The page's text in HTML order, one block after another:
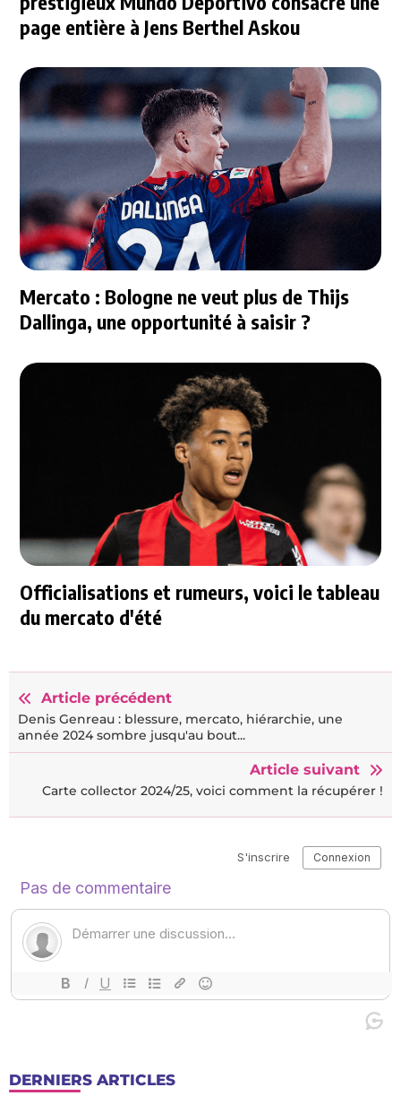
page entière à Jens Berthel Askou
Mercato : Bologne ne veut plus de Thijs
Dallinga, une opportunité à saisir ?
Officialisations et rumeurs, voici le tableau
du mercato d'été
Article précédent
Denis Genreau : blessure, mercato, hiérarchie, une
année 2024 sombre jusqu'au bout...
Article suivant
Carte collector 2024/25, voici comment la récupérer !
DERNIERS ARTICLES